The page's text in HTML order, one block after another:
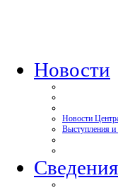
Новости
Новости
Выступления и